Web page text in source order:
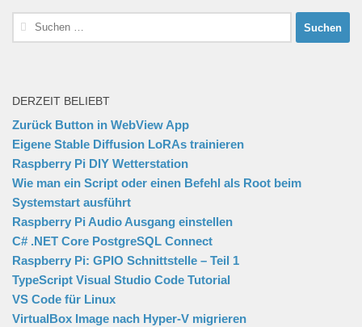
Suchen
nach:
DERZEIT BELIEBT
Zurück Button in WebView App
Eigene Stable Diffusion LoRAs trainieren
Raspberry Pi DIY Wetterstation
Wie man ein Script oder einen Befehl als Root beim
Systemstart ausführt
Raspberry Pi Audio Ausgang einstellen
C# .NET Core PostgreSQL Connect
Raspberry Pi: GPIO Schnittstelle – Teil 1
TypeScript Visual Studio Code Tutorial
VS Code für Linux
VirtualBox Image nach Hyper-V migrieren